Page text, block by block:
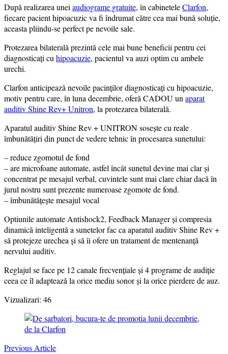
După realizarea uneiaudiograme gratuite, în cabineteleClarfon,
fiecare pacient hipoacuzic va fi îndrumat către cea mai bună soluție,
aceasta pliindu-se perfect pe nevoile sale.
Protezarea bilaterală prezintă cele mai bune beneficii pentru cei
diagnosticați cuhipoacuzie, pacientul va auzi optim cu ambele
urechi.
Clarfon anticipează nevoile pacinților diagnosticați cu hipoacuzie,
motiv pentru care, în luna decembrie, oferă CADOU unaparat
auditiv Shine Rev+ Unitron, la protezarea bilaterală.
Aparatul auditiv Shine Rev + UNITRON sosește cu reale
îmbunătățiri din punct de vedere tehnic în procesarea sunetului:
– reduce zgomotul de fond
– are microfoane automate, astfel încât sunetul devine mai clar și
concentrat pe mesajul verbal, cuvintele sunt mai clare chiar dacă în
jurul nostru sunt prezente numeroase zgomote de fond.
– îmbunătățește mesajul vocal
Optiunile automate Antishock2, Feedback Manager și compresia
dinamică inteligentă a sunetelor fac ca aparatul auditiv Shine Rev +
să protejeze urechea și să îi ofere un tratament de mentenanță
nervului auditiv.
Reglajul se face pe 12 canale frecvențiale și 4 programe de audiție
ceea ce îl adaptează la orice mediu sonor și la orice pierdere de auz.
Vizualizari: 46
Post
Navigation
Previous Article